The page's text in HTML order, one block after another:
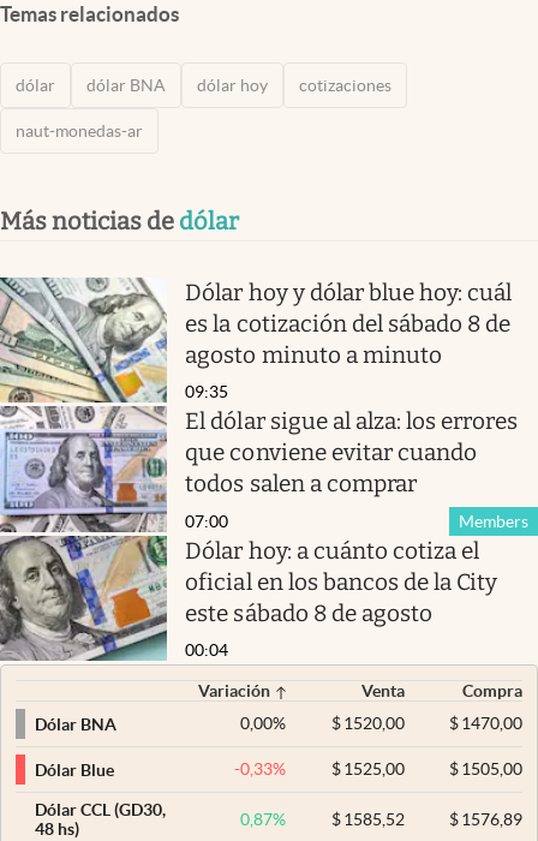
Temas relacionados
dólar dólar BNA dólar hoy cotizaciones
naut-monedas-ar
Más noticias de dólar
Dólar hoy y dólar blue hoy: cuál
es la cotización del sábado 8 de
agosto minuto a minuto
09:35
El dólar sigue al alza: los errores
que conviene evitar cuando
todos salen a comprar
Members
07:00
Dólar hoy: a cuánto cotiza el
oficial en los bancos de la City
este sábado 8 de agosto
00:04
Variación Venta
Compra
Dólar BNA
0,00% $ 1520,00 $1470,00
Dólar Blue -0,33% $ 1525,00 $1505,00
Dólar CCL (GD30,
48 hs)
0,87% $ 1585,52 $1576,89